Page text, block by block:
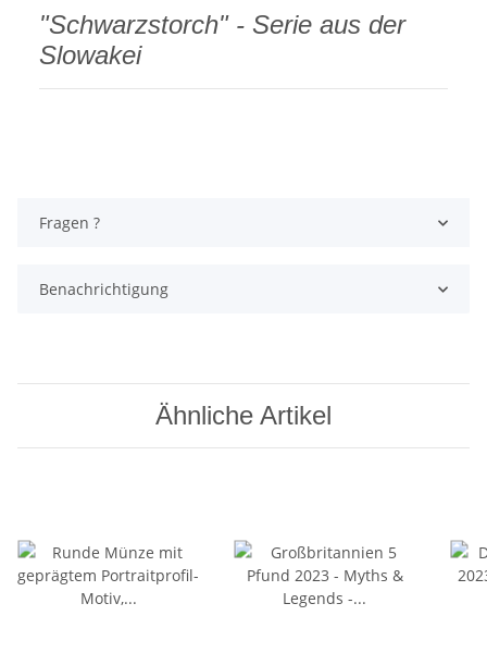
"Schwarzstorch" - Serie aus der
Slowakei
Fragen ?
Benachrichtigung
Ähnliche Artikel